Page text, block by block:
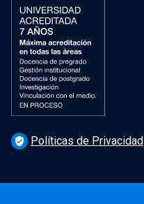
verified_user Políticas de Privacidad